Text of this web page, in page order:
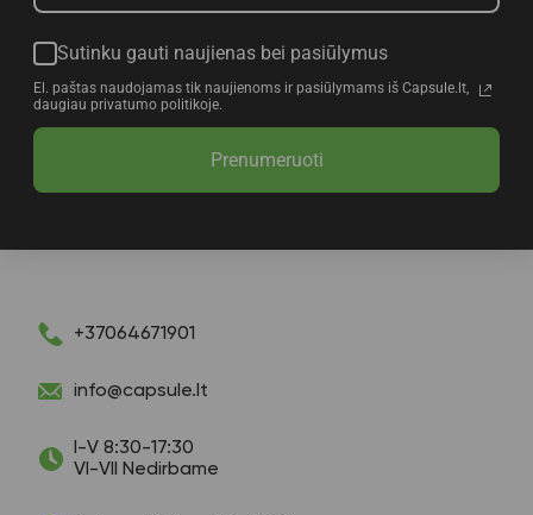
Sutinku gauti naujienas bei pasiūlymus
El. paštas naudojamas tik naujienoms ir pasiūlymams iš Capsule.lt,
daugiau privatumo politikoje.
Prenumeruoti
+37064671901
info@capsule.lt
I-V 8:30-17:30
VI-VII Nedirbame